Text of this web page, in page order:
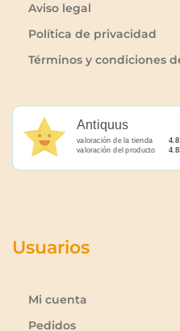
Aviso legal
Política de privacidad
Términos y condiciones
Antiquus
valoración de la tienda
valoración del producto
Usuarios
Mi cuenta
Pedidos